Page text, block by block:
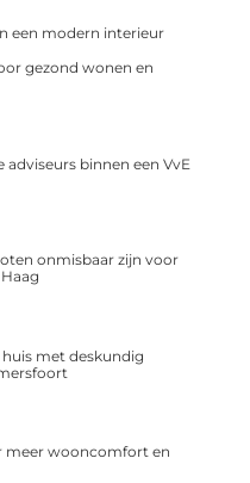
een modern interieur
gezond wonen en
adviseurs binnen een VvE
onmisbaar zijn voor
met deskundig
meer wooncomfort en